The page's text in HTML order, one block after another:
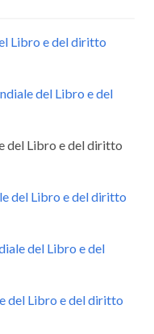
Libro e del diritto
del Libro e del
del Libro e del diritto
del Libro e del diritto
del Libro e del
del Libro e del diritto